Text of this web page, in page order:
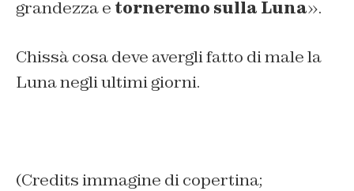
grandezza e torneremo sulla Luna».
Chissà cosa deve avergli fatto di male la
Luna negli ultimi giorni.
(Credits immagine di copertina;